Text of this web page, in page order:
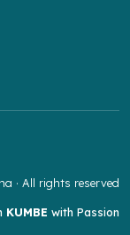
· All rights reserved
KUMBE with Passion